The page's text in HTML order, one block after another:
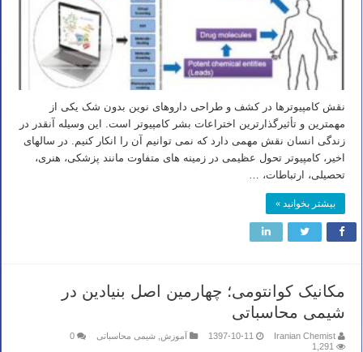
نقش کامپیوترها در کشف و طراحی داروهای نوین بدون شک یکی از
مهمترین و تأثیرگذارترین اختراعات بشر کامپیوتر است. این وسیله آنقدر در
زندگی انسان نقش مهمی دارد که نمی توانیم آن را انکار کنیم. در سالهای
اخیر، کامپیوتر تحول عظیمی در زمینه های متفاوت مانند پزشکی، هنری،
تحصیلی، ارتباطات، …
بیشتر بخوانید »
مکانیک کوانتومی؛ چهارمین اصل بنیادین در
شیمی محاسباتی
Iranian Chemist
1397-10-11 آموزش شیمی محاسباتی
0
1,291